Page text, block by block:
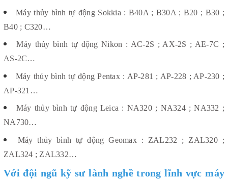
Máy thủy bình tự động Sokkia : B40A ; B30A ; B20 ; B30 ;
B40 ; C320…
Máy thủy bình tự động Nikon : AC-2S ; AX-2S ; AE-7C ;
AS-2C…
Máy thủy bình tự động Pentax : AP-281 ; AP-228 ; AP-230 ;
AP-321…
Máy thủy bình tự động Leica : NA320 ; NA324 ; NA332 ;
NA730…
Máy thủy bình tự động Geomax : ZAL232 ; ZAL320 ;
ZAL324 ; ZAL332…
Với đội ngũ kỹ sư lành nghề trong lĩnh vực máy